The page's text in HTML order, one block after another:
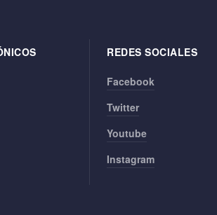
REDES SOCIALES
Facebook
Twitter
Youtube
Instagram